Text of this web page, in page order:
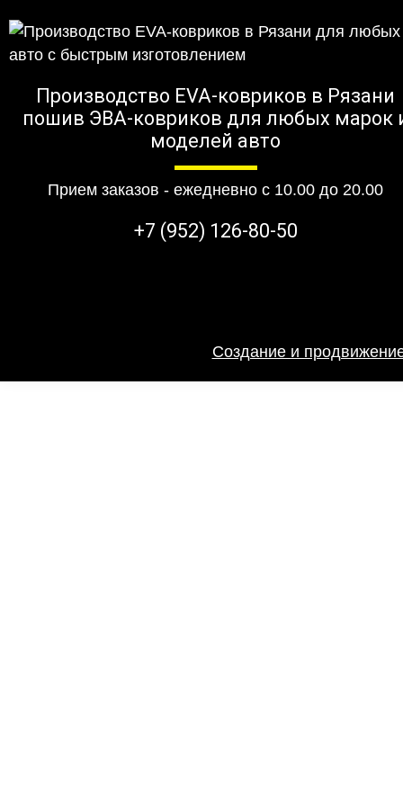
Производство EVA-ковриков в Рязани
пошив ЭВА-ковриков для любых марок
моделей авто
Прием заказов - ежедневно с 10.00 до 20.00
+7 (952) 126-80-50
Создание и